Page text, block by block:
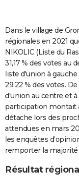
COPAINS D'AVANT
S'inscrire
Se connecter
Lycées
Collèges
Primaires
Universités
Entreprises
Service militaire
Avis de recherche
AVIS DE DÉCÈS
FORUM
Bricolage
Lifestyle
Culture
Sport
Auto
Television
Voyage
Cinema
Dans le village de
régionales en 2021
NIKOLIC (Liste du
31,17 % des votes au
liste d'union à
29,22 % des votes.
d'union au centre et
participation montait
détache lors des
attendues en mars
les enquêtes
remporter la majorité
Résultat